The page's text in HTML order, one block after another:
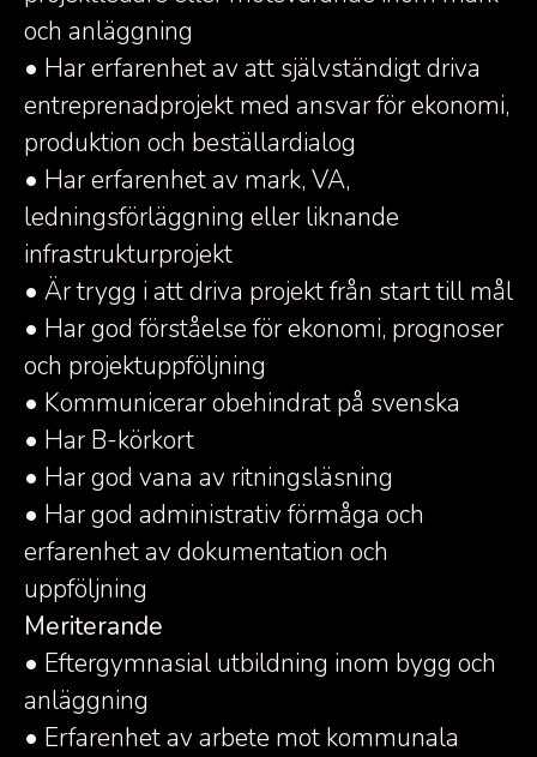
och anläggning
• Har erfarenhet av att självständigt driva
entreprenadprojekt med ansvar för ekonomi,
produktion och beställardialog
• Har erfarenhet av mark, VA,
ledningsförläggning eller liknande
infrastrukturprojekt
• Är trygg i att driva projekt från start till mål
• Har god förståelse för ekonomi, prognoser
och projektuppföljning
• Kommunicerar obehindrat på svenska
• Har B-körkort
• Har god vana av ritningsläsning
• Har god administrativ förmåga och
erfarenhet av dokumentation och
uppföljning
Meriterande
• Eftergymnasial utbildning inom bygg och
anläggning
• Erfarenhet av arbete mot kommunala